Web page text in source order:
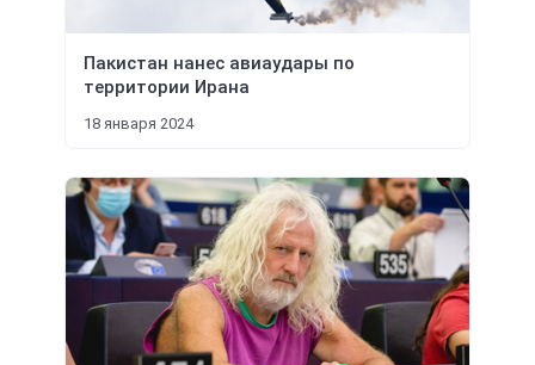
Пакистан нанес авиаудары по
территории Ирана
18 января 2024